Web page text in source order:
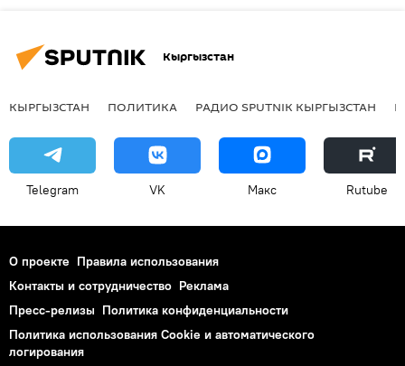
Кыргызстан
КЫРГЫЗСТАН ПОЛИТИКА РАДИО SPUTNIK КЫРГЫЗСТАН
Telegram VK Макс Rutube
О проекте Правила использования
Контакты и сотрудничество Реклама
Пресс-релизы Политика конфиденциальности
Политика использования Cookie и автоматического
логирования